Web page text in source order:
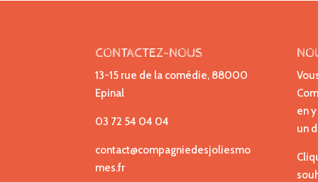
CONTACTEZ-NOUS
13-15 rue de la comédie, 88000
Epinal
03 72 54 04 04
contact@compagniedesjoliesmo
mes.fr
en
un